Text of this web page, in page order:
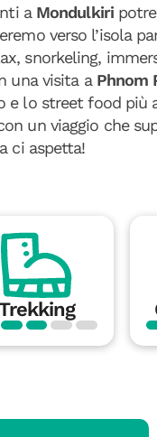
a Mondulkiri
verso l’isola
snorkeling,
una visita a Phnom
e lo street food più
un viaggio che
ci aspetta!